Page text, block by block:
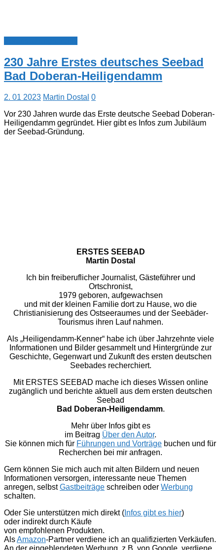
230 Jahre Erstes deutsches Seebad
Bad Doberan-Heiligendamm
2. 01 2023 Martin Dostal 0
Vor 230 Jahren wurde das Erste deutsche Seebad Doberan-
Heiligendamm gegründet. Hier gibt es Infos zum Jubiläum
der Seebad-Gründung.
ERSTES SEEBAD
Martin Dostal
Ich bin freiberuflicher Journalist, Gästeführer und
Ortschronist,
1979 geboren, aufgewachsen
und mit der kleinen Familie dort zu Hause, wo die
Christianisierung des Ostseeraumes und der Seebäder-
Tourismus ihren Lauf nahmen.
Als „Heiligendamm-Kenner“ habe ich über Jahrzehnte viele
Informationen und Bilder gesammelt und Hintergründe zur
Geschichte, Gegenwart und Zukunft des ersten deutschen
Seebades recherchiert.
Mit ERSTES SEEBAD mache ich dieses Wissen online
zugänglich und berichte aktuell aus dem ersten deutschen
Seebad
Bad Doberan-Heiligendamm.
Mehr über Infos gibt es
im Beitrag Über den Autor.
Sie können mich für Führungen und Vorträge buchen und für
Recherchen bei mir anfragen.
Gern können Sie mich auch mit alten Bildern und neuen
Informationen versorgen, interessante neue Themen
anregen, selbstGastbeiträge schreiben oder Werbung
schalten.
Oder Sie unterstützen mich direkt ( Infos gibt es hier)
oder indirekt durch Käufe
von empfohlenen Produkten.
AlsAmazon-Partner verdiene ich an qualifizierten Verkäufen.